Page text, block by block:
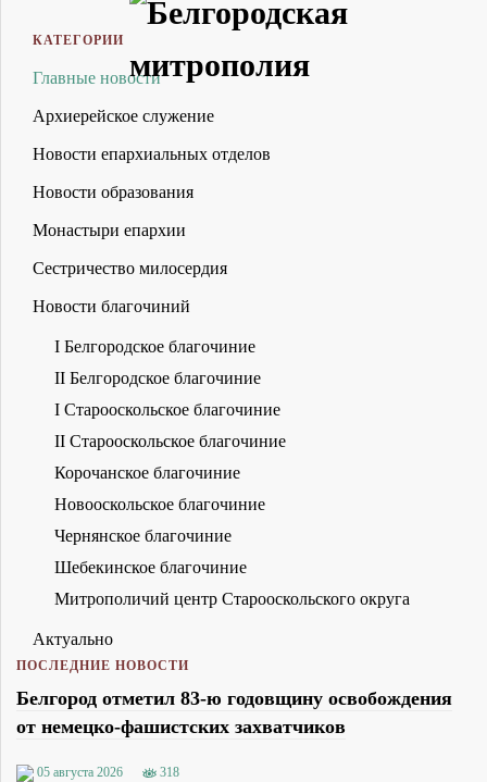
КАТЕГОРИИ
Главные новости
Архиерейское служение
Новости епархиальных отделов
Новости образования
Монастыри епархии
Сестричество милосердия
Новости благочиний
I Белгородское благочиние
II Белгородское благочиние
I Старооскольское благочиние
II Старооскольское благочиние
Корочанское благочиние
Новооскольское благочиние
Чернянское благочиние
Шебекинское благочиние
Митрополичий центр Старооскольского округа
Актуально
ПОСЛЕДНИЕ НОВОСТИ
Белгород отметил 83-ю годовщину освобождения
от немецко-фашистских захватчиков
05 августа 2026 318